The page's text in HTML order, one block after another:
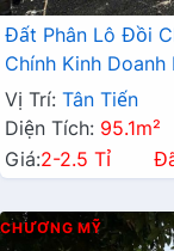
Đất Phân Lô Đồi
Chính Kinh Doanh
Vị Trí: Tân Tiến
Diện Tích: 95.1m²
Giá:2-2.5 Tỉ
CHƯƠNG MỸ